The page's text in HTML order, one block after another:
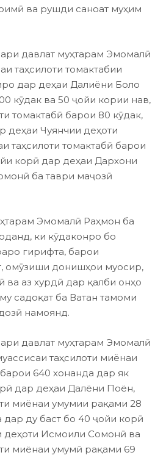
ва рушди саноат муҳим
давлат муҳтарам Эмомалӣ
таҳсилоти томактабии
дар деҳаи Далиёни Боло
кӯдак ва 50 ҷойи кории нав,
томактабӣ барои 80 кӯдак,
деҳаи Чуянчии деҳоти
таҳсилоти томактабӣ барои
корӣ дар деҳаи Дархони
ба таври маҷозӣ
Эмомалӣ Раҳмон ба
ки кӯдаконро бо
гирифта, барои
омӯзиши донишҳои муосир,
ва аз хурдӣ дар қалби онҳо
садоқат ба Ватан тамоми
намоянд.
давлат муҳтарам Эмомалӣ
таҳсилоти миёнаи
640 хонанда дар як
дар деҳаи Далёни Поён,
миёнаи умумии рақами 28
ду баст бо 40 ҷойи корӣ
деҳоти Исмоили Сомонӣ ва
миёнаи умумӣ рақами 69